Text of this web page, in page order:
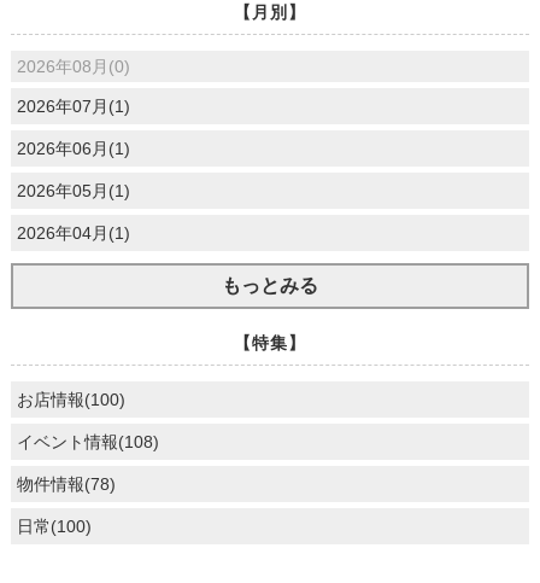
【月別】
2026年08月(0)
2026年07月(1)
2026年06月(1)
2026年05月(1)
2026年04月(1)
もっとみる
【特集】
お店情報(100)
イベント情報(108)
物件情報(78)
日常(100)